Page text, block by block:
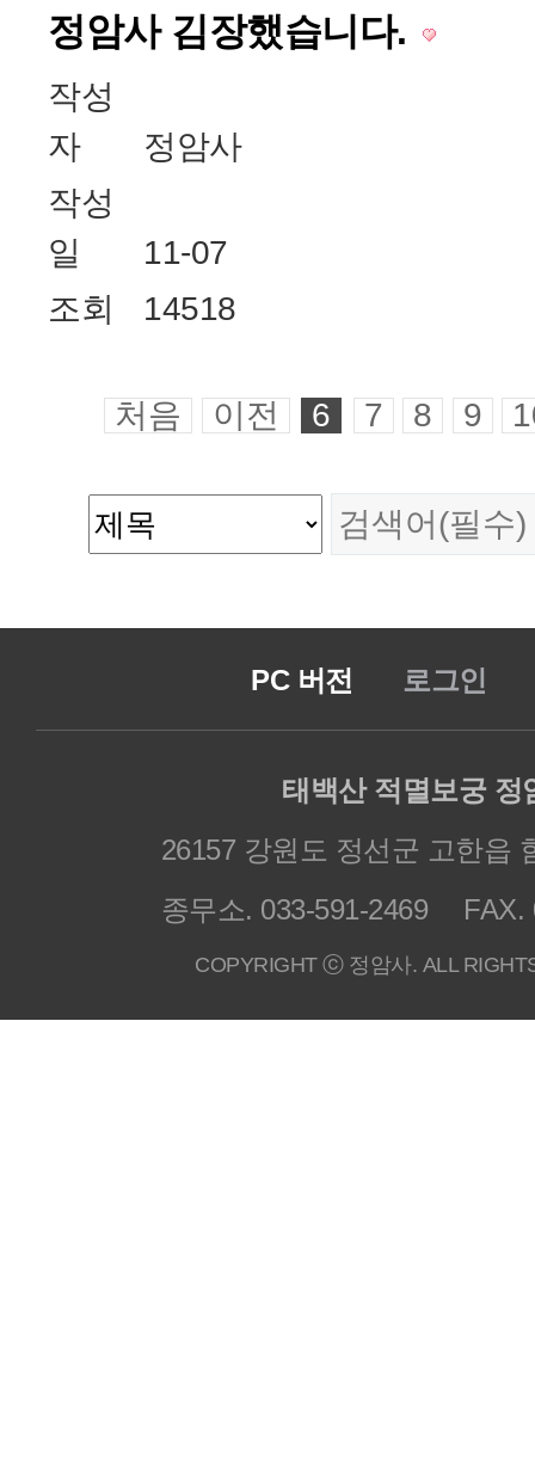
정암사 김장했습니다.
작성
자
정암사
작성
일
11-07
조회
14518
처음 이전 6 7 8 9
PC 버전 로그인
태백산 적멸보궁 정
26157 강원도 정선군 고한읍
종무소. 033-591-2469
FAX.
COPYRIGHT ⓒ 정암사. ALL